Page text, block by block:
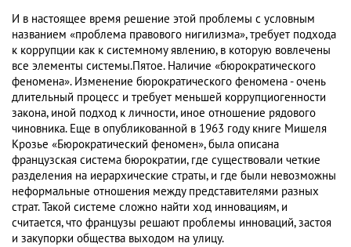
И в настоящее время решение этой проблемы с условным
названием «проблема правового нигилизма», требует подхода
к коррупции как к системному явлению, в которую вовлечены
все элементы системы.Пятое. Наличие «бюрократического
феномена». Изменение бюрократического феномена - очень
длительный процесс и требует меньшей коррупциогенности
закона, иной подход к личности, иное отношение рядового
чиновника. Еще в опубликованной в 1963 году книге Мишеля
Крозье «Бюрократический феномен», была описана
французская система бюрократии, где существовали четкие
разделения на иерархические страты, и где были невозможны
неформальные отношения между представителями разных
страт. Такой системе сложно найти ход инновациям, и
считается, что французы решают проблемы инноваций, застоя
и закупорки общества выходом на улицу.